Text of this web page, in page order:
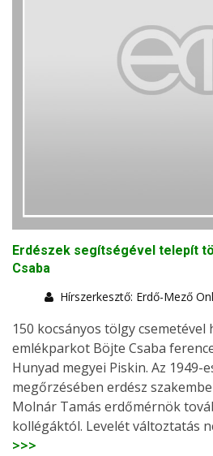
Erdészek segítségével telepít
Csaba
Hírszerkesztő: Erdő-Mező
150 kocsányos tölgy csemetével
emlékparkot Böjte Csaba
Hunyad megyei Piskin. Az 1949-
megőrzésében erdész
Molnár Tamás erdőmérnök
kollégáktól. Levelét változtatás
>>>